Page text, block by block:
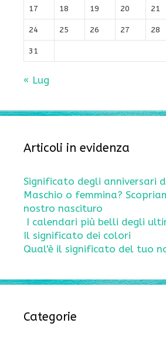
17 18 19 20 21
24 25 26 27 28
31
« Lug
Articoli in evidenza
Significato degli anniversari
Maschio o femmina?
nostro nascituro
I calendari più belli degli
Il significato dei colori
Qual'è il significato del tuo
Categorie